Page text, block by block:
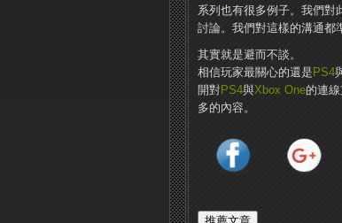
系列也有很多例子。我們對
討論。我們對這樣的溝通都
其實就是避而不談。
相信玩家最關心的還是 PS4
開對PS4與Xbox One的連
多的內容。